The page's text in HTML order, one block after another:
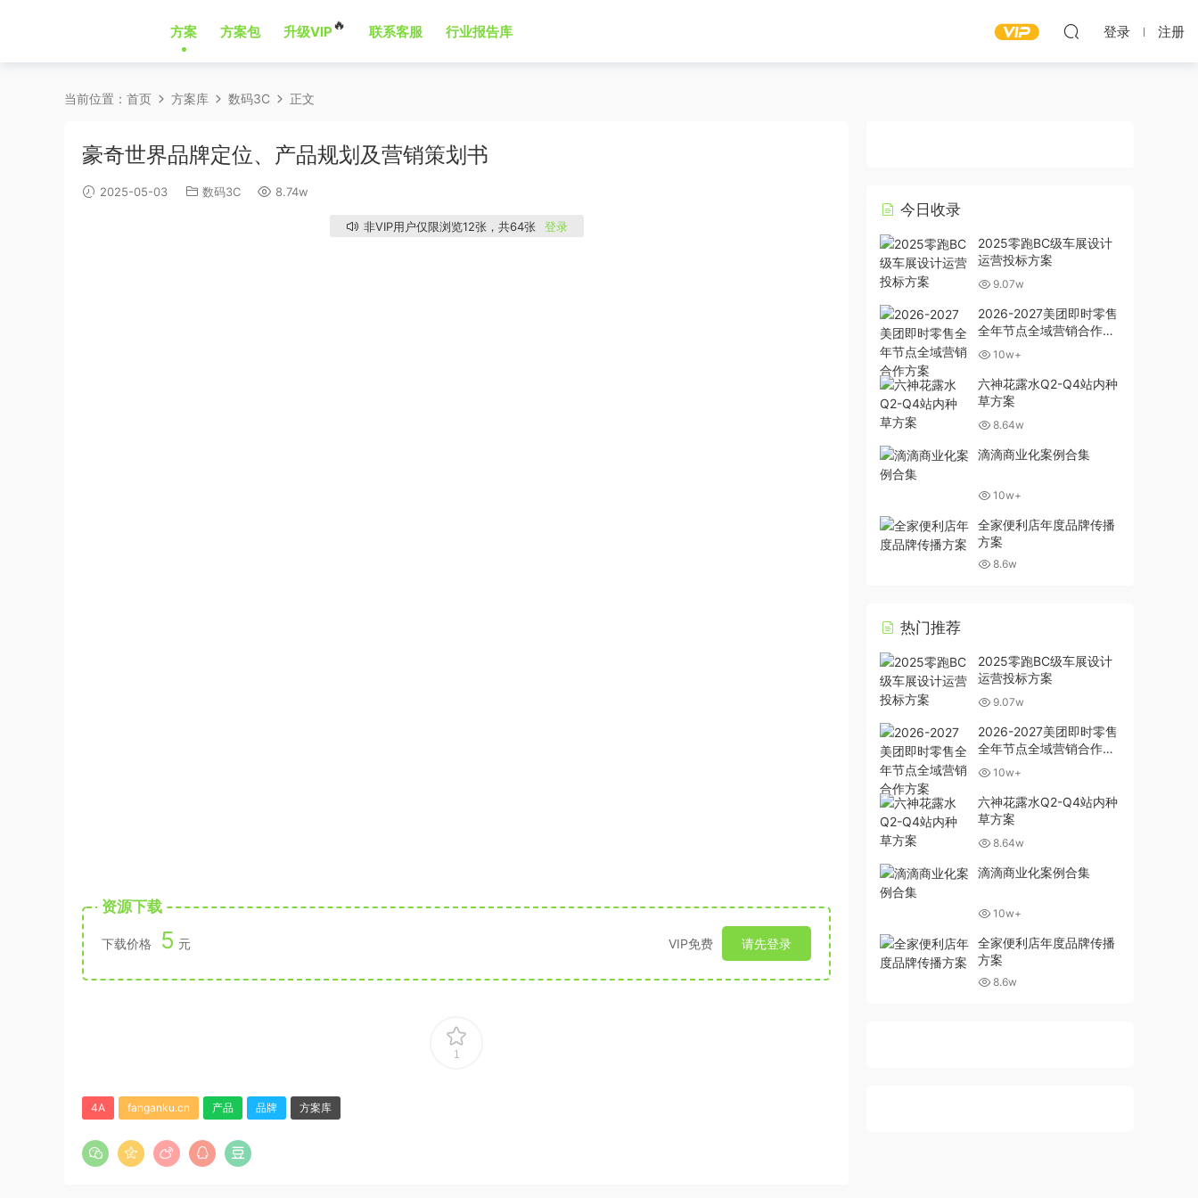
方案 方案包 升级VIP🔥 联系客服 行业报告库 登录 注册
当前位置： 首页 方案库 数码3C 正文
豪奇世界品牌定位、产品规划及营销策划书
2025-05-03 数码3C 8.74w
非VIP用户仅限浏览12张，共64张 登录
资源下载
下载价格 5 元 VIP免费 请先登录
1
4A fanganku.cn 产品 品牌 方案库
今日收录
2025零跑BC级车展设计
运营投标方案
9.07w
2026-2027美团即时零售
全年节点全域营销合作方
案 10w+
六神花露水Q2-Q4站内种
草方案
8.64w
滴滴商业化案例合集
10w+
全家便利店年度品牌传播
方案
8.6w
热门推荐
2025零跑BC级车展设计
运营投标方案
9.07w
2026-2027美团即时零售
全年节点全域营销合作方
案 10w+
六神花露水Q2-Q4站内种
草方案
8.64w
滴滴商业化案例合集
10w+
全家便利店年度品牌传播
方案
8.6w